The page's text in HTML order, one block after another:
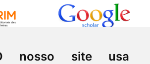
nosso site usa